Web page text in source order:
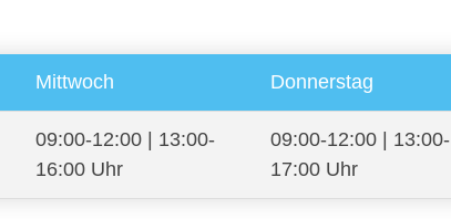
Mittwoch Donnerstag
09:00-12:00 | 13:00-
16:00 Uhr
09:00-12:00 | 13:00-
17:00 Uhr